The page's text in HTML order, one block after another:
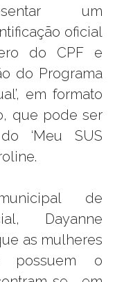
um
oficial
do CPF e
do Programa
em formato
que pode ser
‘Meu SUS
de
Dayanne
as mulheres
possuem o